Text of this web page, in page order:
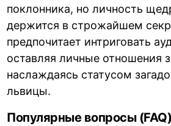
поклонника, но личность
держится в строжайшем
предпочитает интриговать
оставляя личные отношения
наслаждаясь статусом
львицы.
Популярные вопросы (FAQ)